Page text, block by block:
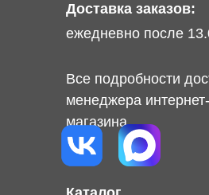
Доставка заказов:
Все подробности
менеджера интернет-
магазина
ежедневно после